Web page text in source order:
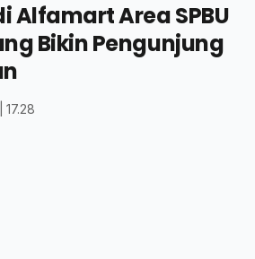
Alfamart Area SPBU
Bikin Pengunjung